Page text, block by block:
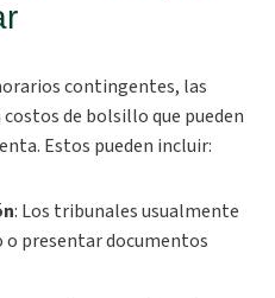
contingentes, las
de bolsillo que pueden
Estos pueden incluir:
: Los tribunales usualmente
o presentar documentos